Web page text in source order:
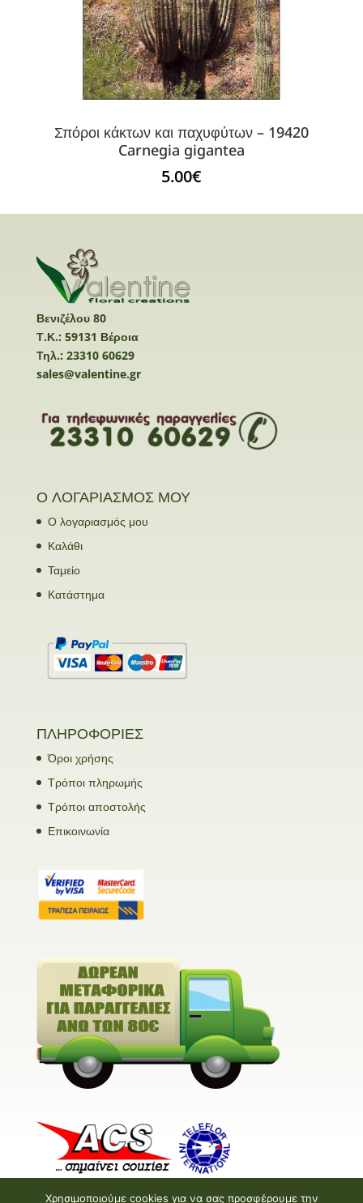
Σπόροι κάκτων και παχυφύτων – 19420
Carnegia gigantea
5.00€
Βενιζέλου 80
Τ.Κ.: 59131 Βέροια
Τηλ.: 23310 60629
sales@valentine.gr
Ο ΛΟΓΑΡΙΑΣΜΟΣ ΜΟΥ
Ο λογαριασμός μου
Καλάθι
Ταμείο
Κατάστημα
ΠΛΗΡΟΦΟΡΙΕΣ
Όροι χρήσης
Τρόποι πληρωμής
Τρόποι αποστολής
Επικοινωνία
Χρησιμοποιούμε cookies για να σας προσφέρουμε την